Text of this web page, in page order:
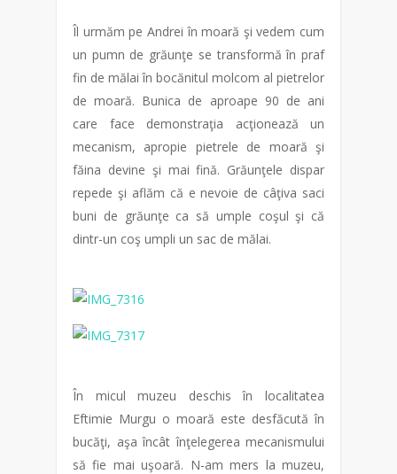
Îl urmăm pe Andrei în moară şi vedem cum
un pumn de grăunţe se transformă în praf
fin de mălai în bocănitul molcom al pietrelor
de moară. Bunica de aproape 90 de ani
care face demonstraţia acţionează un
mecanism, apropie pietrele de moară şi
făina devine şi mai fină. Grăunţele dispar
repede şi aflăm că e nevoie de câţiva saci
buni de grăunţe ca să umple coşul şi că
dintr-un coş umpli un sac de mălai.
În micul muzeu deschis în localitatea
Eftimie Murgu o moară este desfăcută în
bucăţi, aşa încât înţelegerea mecanismului
să fie mai uşoară. N-am mers la muzeu,